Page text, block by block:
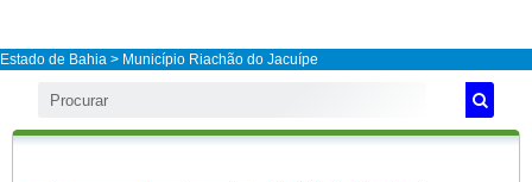
Estado de Bahia > Município Riachão do Jacuípe